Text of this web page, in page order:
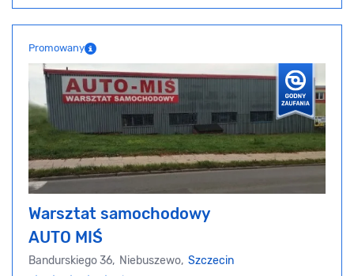
Promowany
Warsztat samochodowy
AUTO MIŚ
Bandurskiego 36, Niebuszewo, Szczecin